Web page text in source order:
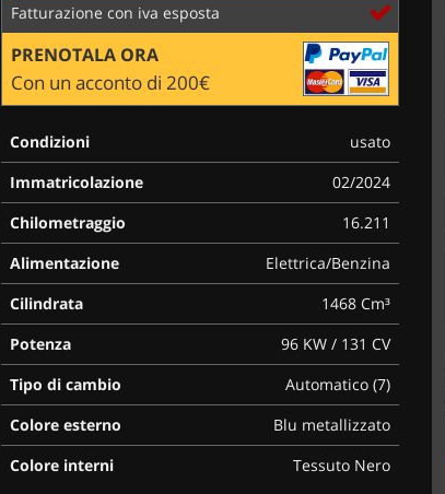
Fatturazione con iva esposta
PRENOTALA ORA
Con un acconto di 200€
Condizioni
usato
Immatricolazione
02/2024
Chilometraggio
16.211
Alimentazione
Elettrica/Benzina
Cilindrata
1468 Cm³
Potenza
96 KW / 131 CV
Tipo di cambio
Automatico (7)
Colore esterno
Blu metallizzato
Colore interni
Tessuto Nero